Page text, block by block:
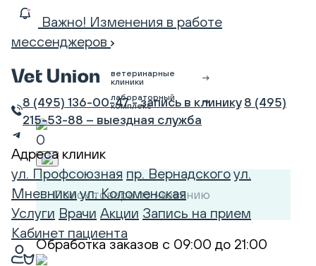
Важно! Изменения в работе
мессенджеров
ветеринарные
клиники
лабораторный
комплекс
8 (495) 136-00-47 - запись в клинику 8 (495)
215-53-88 – выездная служба
Адреса клиник
ул. Профсоюзная пр. Вернадскогоул.
Мневники ул. Коломенская
Услуги Врачи Акции Запись на прием
Кабинет пациента
0
Обработка заказов с 09:00 до 21:00